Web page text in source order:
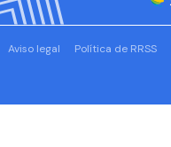
Aviso legal Política de RRSS